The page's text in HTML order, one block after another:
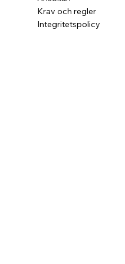
Krav och regler
Integritetspolicy